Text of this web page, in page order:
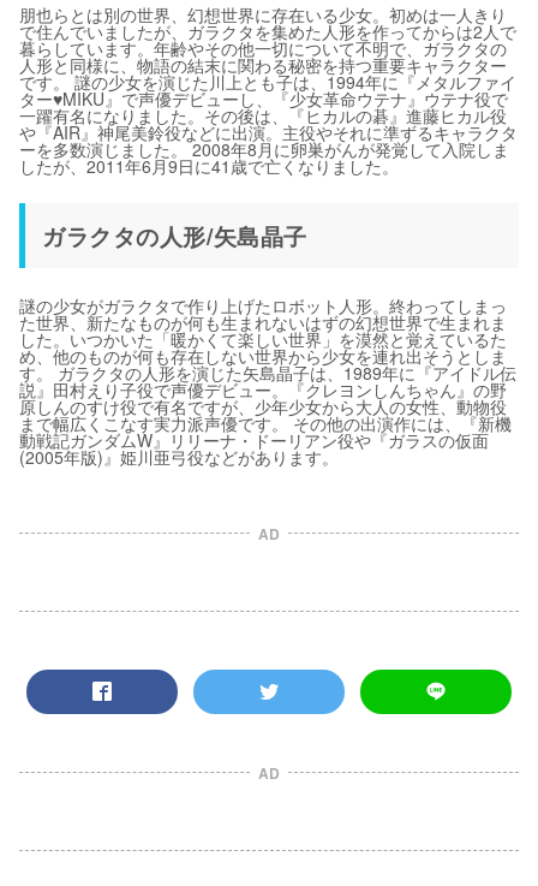
朋也らとは別の世界、幻想世界に存在いる少女。初めは一人きり
で住んでいましたが、ガラクタを集めた人形を作ってからは2人で
暮らしています。年齢やその他一切について不明で、ガラクタの
人形と同様に、物語の結末に関わる秘密を持つ重要キャラクター
です。 謎の少女を演じた川上とも子は、1994年に『メタルファイ
ター♥MIKU』で声優デビューし、『少女革命ウテナ』ウテナ役で
一躍有名になりました。その後は、『ヒカルの碁』進藤ヒカル役
や『AIR』神尾美鈴役などに出演。主役やそれに準ずるキャラクタ
ーを多数演じました。 2008年8月に卵巣がんが発覚して入院しま
したが、2011年6月9日に41歳で亡くなりました。
ガラクタの人形/矢島晶子
謎の少女がガラクタで作り上げたロボット人形。終わってしまっ
た世界、新たなものが何も生まれないはずの幻想世界で生まれま
した。いつかいた「暖かくて楽しい世界」を漠然と覚えているた
め、他のものが何も存在しない世界から少女を連れ出そうとしま
す。 ガラクタの人形を演じた矢島晶子は、1989年に『アイドル伝
説』田村えり子役で声優デビュー。『クレヨンしんちゃん』の野
原しんのすけ役で有名ですが、少年少女から大人の女性、動物役
まで幅広くこなす実力派声優です。 その他の出演作には、『新機
動戦記ガンダムW』リリーナ・ドーリアン役や『ガラスの仮面
(2005年版)』姫川亜弓役などがあります。
AD
AD